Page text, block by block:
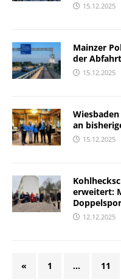
15.12.2025
Mainzer
der
15.12.2025
an
15.12.2025
erweitert:
12.12.2025
« 1 … 11